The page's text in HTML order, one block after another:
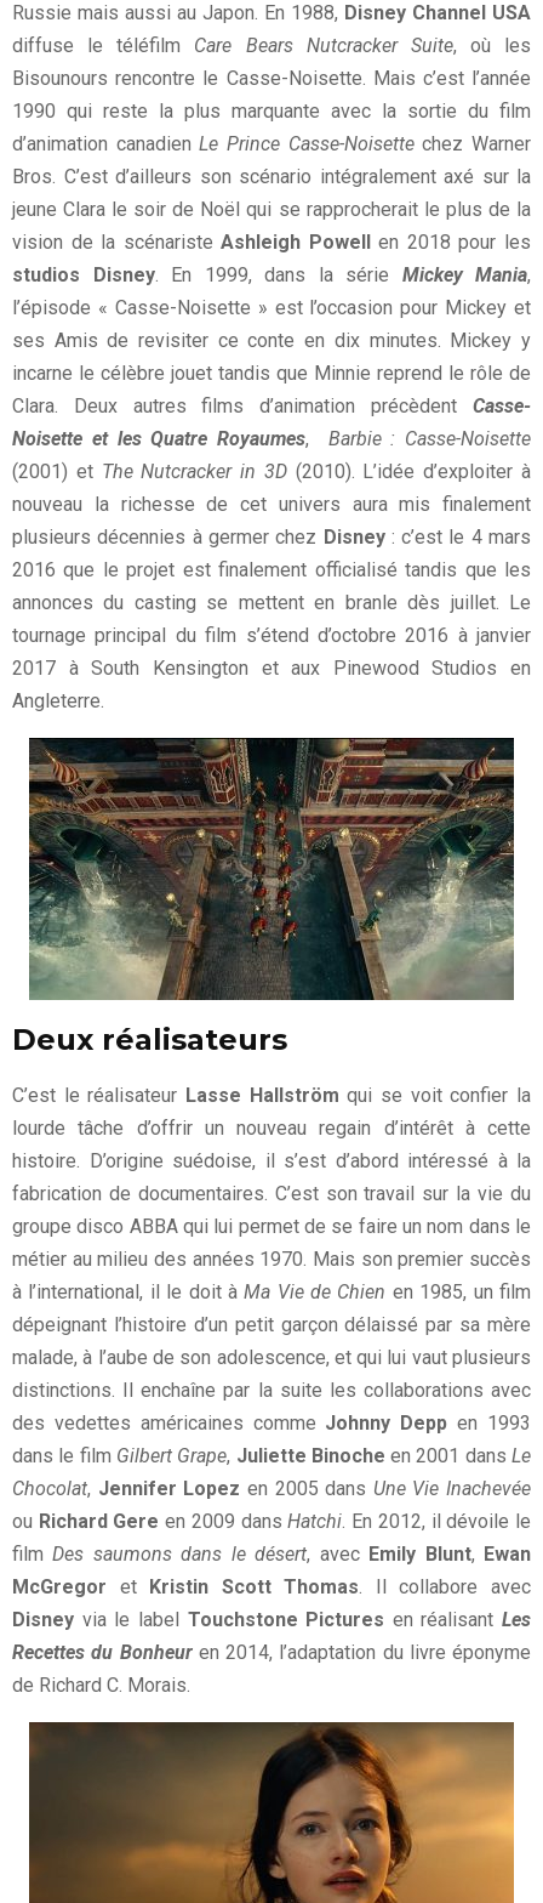
Russie mais aussi au Japon. En 1988, Disney Channel USA
diffuse le téléfilm Care Bears Nutcracker Suite, où les
Bisounours rencontre le Casse-Noisette. Mais c’est l’année
1990 qui reste la plus marquante avec la sortie du film
d’animation canadienLe Prince Casse-Noisettechez Warner
Bros. C’est d’ailleurs son scénario intégralement axé sur la
jeune Clara le soir de Noël qui se rapprocherait le plus de la
vision de la scénaristeAshleigh Powell
en 2018 pour les
studios Disney. En 1999, dans la série Mickey Mania,
l’épisode « Casse-Noisette » est l’occasion pour Mickey et
ses Amis de revisiter ce conte en dix minutes. Mickey y
incarne le célèbre jouet tandis que Minnie reprend le rôle de
Clara. Deux autres films d’animation précèdent Casse-
Noisette et les Quatre Royaumes,
Barbie : Casse-Noisette
(2001) et The Nutcracker in 3D(2010). L’idée d’exploiter à
nouveau la richesse de cet univers aura mis finalement
plusieurs décennies à germer chez Disney: c’est le 4 mars
2016 que le projet est finalement officialisé tandis que les
annonces du casting se mettent en branle dès juillet. Le
tournage principal du film s’étend d’octobre 2016 à janvier
2017 à South Kensington et aux Pinewood Studios en
Angleterre.
Deux réalisateurs
C’est le réalisateur Lasse Hallström qui se voit confier la
lourde tâche d’offrir un nouveau regain d’intérêt à cette
histoire. D’origine suédoise, il s’est d’abord intéressé à la
fabrication de documentaires. C’est son travail sur la vie du
groupe disco ABBA qui lui permet de se faire un nom dans le
métier au milieu des années 1970. Mais son premier succès
à l’international, il le doit àMa Vie de Chien en 1985, un film
dépeignant l’histoire d’un petit garçon délaissé par sa mère
malade, à l’aube de son adolescence, et qui lui vaut plusieurs
distinctions. Il enchaîne par la suite les collaborations avec
des vedettes américaines comme Johnny Depp en 1993
dans le film Gilbert Grape, Juliette Binoche en 2001 dansLe
Chocolat, Jennifer Lopez en 2005 dans Une Vie Inachevée
ou Richard Gere en 2009 dansHatchi. En 2012, il dévoile le
filmDes saumons dans le désert, avec Emily Blunt, Ewan
McGregor et Kristin Scott Thomas. Il collabore avec
Disney via le label Touchstone Pictures en réalisant Les
Recettes du Bonheuren 2014, l’adaptation du livre éponyme
de Richard C. Morais.